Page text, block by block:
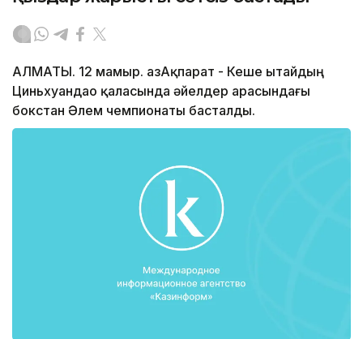
АЛМАТЫ. 12 мамыр. ҚазАқпарат - Кеше Қытайдың
Циньхуандао қаласында әйелдер арасындағы
бокстан Әлем чемпионаты басталды.